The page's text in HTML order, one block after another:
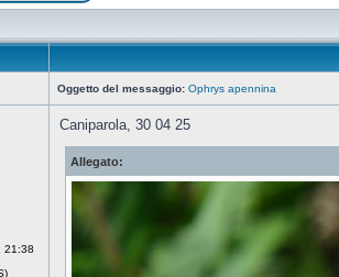
Oggetto del messaggio: Ophrys apennina
21:38
Caniparola, 30 04 25
Allegato: